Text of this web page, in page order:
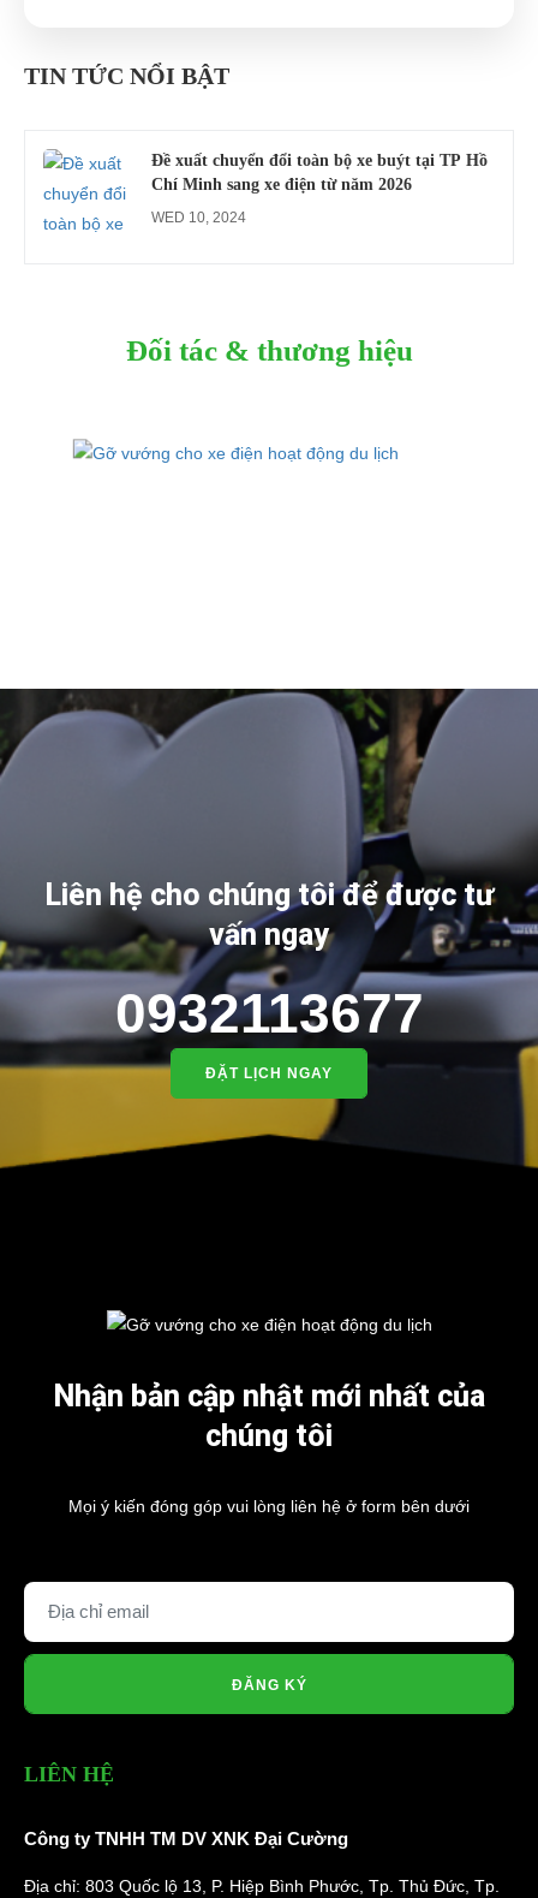
gổ khi đón du khách ở Quy Nhơn
TIN TỨC NỔI BẬT
Đề xuất chuyển đổi toàn bộ xe buýt tại TP Hồ
Chí Minh sang xe điện từ năm 2026
WED 10, 2024
Đối tác & thương hiệu
Liên hệ cho chúng tôi để được tư
vấn ngay
0932113677
ĐẶT LỊCH NGAY
Nhận bản cập nhật mới nhất của
chúng tôi
Mọi ý kiến đóng góp vui lòng liên hệ ở form bên dưới
ĐĂNG KÝ
LIÊN HỆ
Công ty TNHH TM DV XNK Đại Cường
Địa chỉ: 803 Quốc lộ 13, P. Hiệp Bình Phước, Tp. Thủ Đức, Tp.